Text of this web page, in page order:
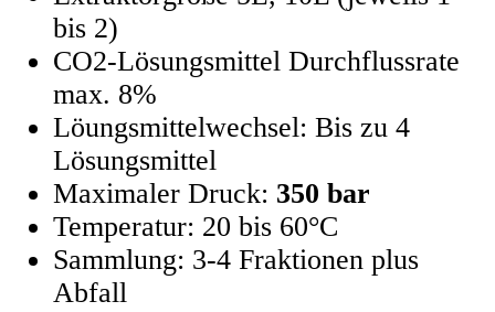
bis 2)
CO2-Lösungsmittel Durchflussrate
max. 8%
Löungsmittelwechsel: Bis zu 4
Lösungsmittel
Maximaler Druck: 350 bar
Temperatur: 20 bis 60°C
Sammlung: 3-4 Fraktionen plus
Abfall